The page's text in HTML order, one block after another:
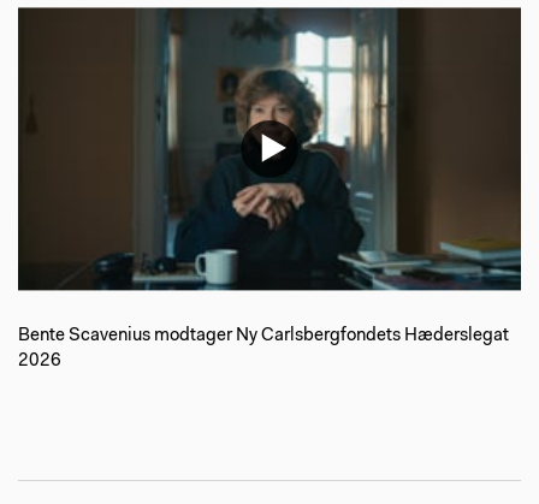
Bente Scavenius modtager Ny Carlsbergfondets Hæderslegat
2026